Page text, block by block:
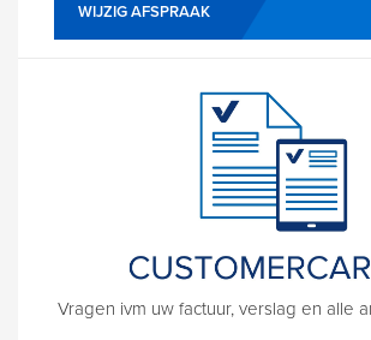
WIJZIG AFSPRAAK
Vragen ivm uw factuur, verslag en alle